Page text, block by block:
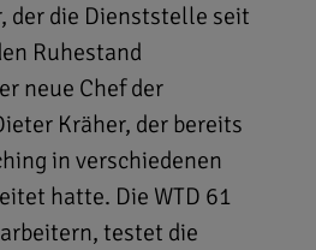
der die Dienststelle seit
Ruhestand
neue Chef der
Kräher, der bereits
in verschiedenen
hatte. Die WTD 61
testet die